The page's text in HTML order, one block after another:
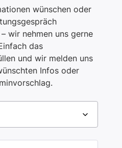
wünschen oder
wir nehmen uns gerne
das
und wir melden uns
Infos oder